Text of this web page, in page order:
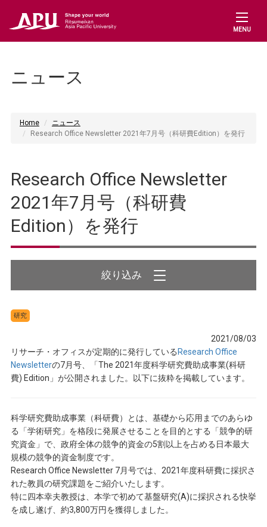
MENU
ニュース
Home
ニュース
Research Office Newsletter 2021年7月号（科研費Edition）を発行
Research Office Newsletter
2021年7月号（科研費
Edition）を発行
研究
2021/08/03
リサーチ・オフィスが定期的に発行しているResearch Office
Newsletterの7月号、「The 2021年度科学研究費助成事業(科研
費) Edition」が公開されました。以下に抜粋を掲載しています。
科学研究費助成事業（科研費）とは、基礎から応用までのあらゆ
る「学術研究」を格段に発展させることを目的とする「競争的研
究資金」で、政府全体の競争的資金の5割以上を占める日本最大
規模の競争的資金制度です。
Research Office Newsletter 7月号では、2021年度科研費に採択さ
れた教員の研究課題をご紹介いたします。
特に四本幸夫教授は、本学で初めて基盤研究(A)に採択される快挙
を成し遂げ、約3,800万円を獲得しました。